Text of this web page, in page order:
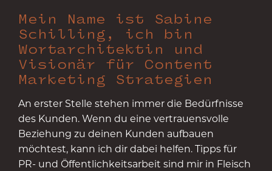
Mein Name ist Sabine
Schilling, ich bin
Wortarchitektin und
Visionär für Content
Marketing Strategien
An erster Stelle stehen immer die Bedürfnisse
des Kunden. Wenn du eine vertrauensvolle
Beziehung zu deinen Kunden aufbauen
möchtest, kann ich dir dabei helfen. Tipps für
PR- und Öffentlichkeitsarbeit sind mir in Fleisch